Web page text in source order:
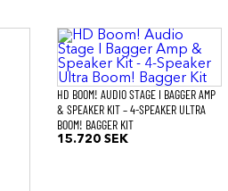
HD BOOM! AUDIO STAGE I BAGGER AMP
& SPEAKER KIT – 4-SPEAKER ULTRA
BOOM! BAGGER KIT
15.720SEK